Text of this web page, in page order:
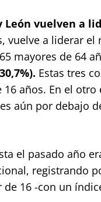
León vuelven a
vuelve a liderar el
mayores de 64
Estas tres
años. En el otro
aún por debajo
el pasado año
registrando
16 -con un